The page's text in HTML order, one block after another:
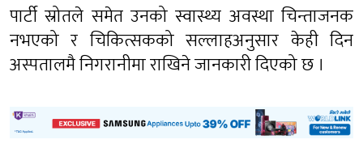
पार्टी स्रोतले समेत उनको स्वास्थ्य अवस्था चिन्ताजनक
नभएको र चिकित्सकको सल्लाहअनुसार केही दिन
अस्पतालमै निगरानीमा राखिने जानकारी दिएको छ ।